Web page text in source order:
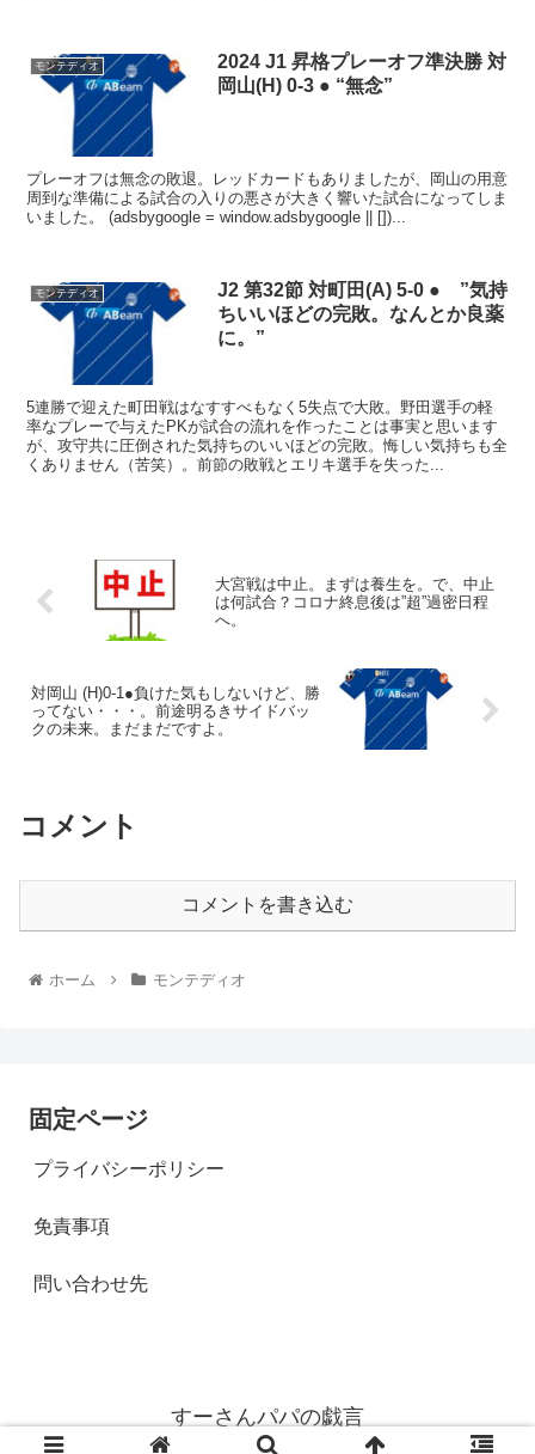
モンテディオ
2024 J1 昇格プレーオフ準決勝 対
岡山(H) 0-3 ● “無念”
プレーオフは無念の敗退。レッドカードもありましたが、岡山の用意
周到な準備による試合の入りの悪さが大きく響いた試合になってしま
いました。 (adsbygoogle = window.adsbygoogle || [])...
モンテディオ
J2 第32節 対町田(A) 5-0 ● ”気持
ちいいほどの完敗。なんとか良薬
に。”
5連勝で迎えた町田戦はなすすべもなく5失点で大敗。野田選手の軽
率なプレーで与えたPKが試合の流れを作ったことは事実と思います
が、攻守共に圧倒された気持ちのいいほどの完敗。悔しい気持ちも全
くありません（苦笑）。前節の敗戦とエリキ選手を失った...
大宮戦は中止。まずは養生を。で、中止
は何試合？コロナ終息後は”超”過密日程
へ。
対岡山 (H)0-1●負けた気もしないけど、勝
ってない・・・。前途明るきサイドバッ
クの未来。まだまだですよ。
コメント
コメントを書き込む
ホーム モンテディオ
固定ページ
プライバシーポリシー
免責事項
問い合わせ先
すーさんパパの戯言